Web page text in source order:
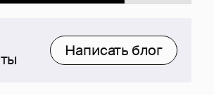
Написать блог